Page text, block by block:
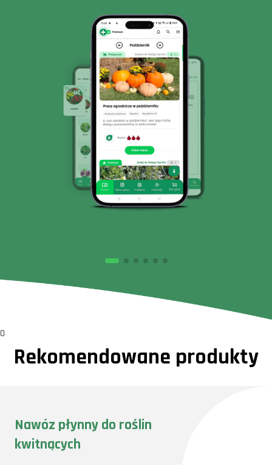
0
Rekomendowane produkty
Nawóz płynny do roślin
kwitnących